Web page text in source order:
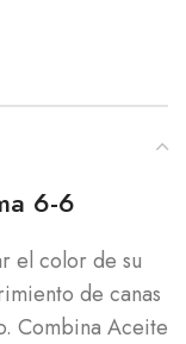
6-6
el color de su
de canas
Combina Aceite